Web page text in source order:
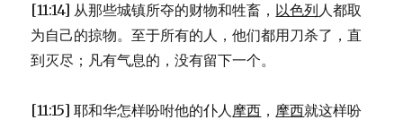
[11:14] 从那些城镇所夺的财物和牲畜， 以色列人都取
为自己的掠物。至于所有的人，他们都用刀杀了，直
到灭尽；凡有气息的，没有留下一个。
[11:15] 耶和华怎样吩咐他的仆人摩西 ， 摩西就这样吩